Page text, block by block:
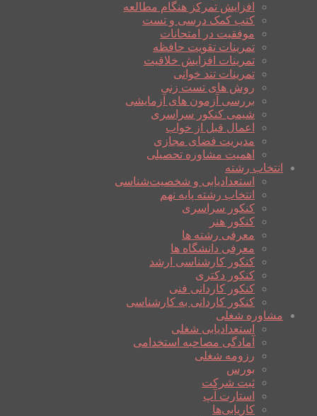
افزایش تمرکز هنگام مطالعه
کتب کمک درسی و تست
موفقیت در امتحانات
تمرینات تقویت حافظه
تمرینات افزایش خلاقیت
تمرینات تند خوانی
روش های تست زنی
بررسی آزمون های آزمایشی
شیمی کنکور سراسری
اعمال قبل از خواب
مدیریت فضای مجازی
اهمیت مشاوره تحصیلی
انتخاب رشته
استعدادیابی و شخصیت‌شناسی
انتخاب رشته پایه نهم
کنکور سراسری
کنکور هنر
معرفی رشته ها
معرفی دانشگاه ها
کنکور کارشناسی ارشد
کنکور دکتری
کنکور کاردانی فنی
کنکور کاردانی به کارشناسی
مشاوره شغلی
استعدادیابی شغلی
آمادگی مصاحبه استخدامی
رزومه شغلی
بورس
ثبت شرکت
استارت آپ
کاریابی‌ها